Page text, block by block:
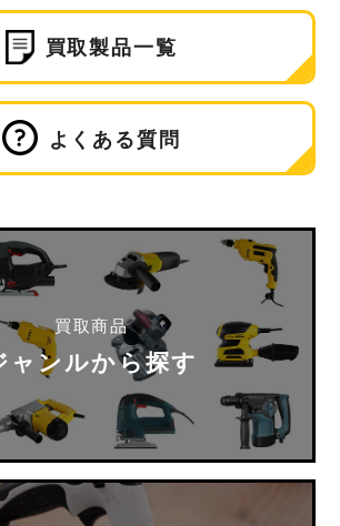
買取製品一覧
よくある質問
買取商品
ャンルから探す